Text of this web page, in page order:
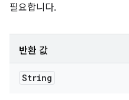
필요합니다.
반환 값
String